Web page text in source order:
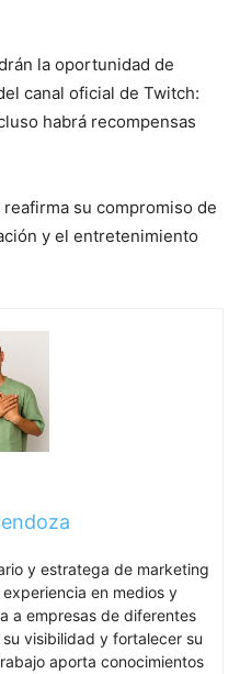
la oportunidad de
canal oficial de Twitch:
habrá recompensas
su compromiso de
y el entretenimiento
y estratega de marketing
en medios y
a empresas de diferentes
visibilidad y fortalecer su
aporta conocimientos